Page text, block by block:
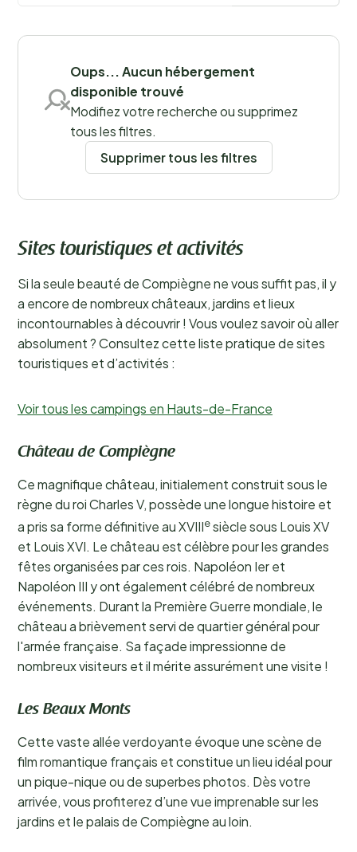
Choisissez l’un des campings situés à Compiègne ou
Oups... Aucun hébergement
disponible trouvé
Modifiez votre recherche ou supprimez
tous les filtres.
Supprimer tous les filtres
Sites touristiques et activités
Si la seule beauté de Compiègne ne vous suffit pas, il y
a encore de nombreux châteaux, jardins et lieux
incontournables à découvrir ! Vous voulez savoir où aller
absolument ? Consultez cette liste pratique de sites
touristiques et d’activités :
Voir tous les campings en Hauts-de-France
Château de Compiègne
Ce magnifique château, initialement construit sous le
règne du roi Charles V, possède une longue histoire et
a pris sa forme définitive au XVIIIesiècle sous Louis XV
et Louis XVI. Le château est célèbre pour les grandes
fêtes organisées par ces rois. Napoléon Ier et
Napoléon III y ont également célébré de nombreux
événements. Durant la Première Guerre mondiale, le
château a brièvement servi de quartier général pour
l'armée française. Sa façade impressionne de
nombreux visiteurs et il mérite assurément une visite !
Les Beaux Monts
Cette vaste allée verdoyante évoque une scène de
film romantique français et constitue un lieu idéal pour
un pique-nique ou de superbes photos. Dès votre
arrivée, vous profiterez d’une vue imprenable sur les
jardins et le palais de Compiègne au loin.